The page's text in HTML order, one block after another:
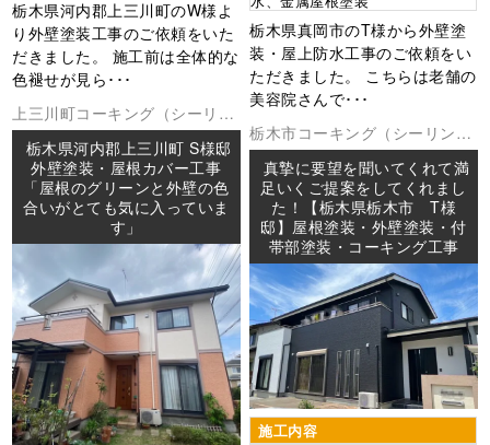
栃木県河内郡上三川町のW様よ
り外壁塗装工事のご依頼をいた
だきました。 施工前は全体的な
色褪せが見ら･･･
栃木県真岡市のT様から外壁塗
装・屋上防水工事のご依頼をい
ただきました。 こちらは老舗の
美容院さんで･･･
上三川町コーキング（シーリン
グ外壁塗装屋根工事防水工事
栃木県河内郡上三川町 S様邸
外壁塗装・屋根カバー工事
「屋根のグリーンと外壁の色
合いがとても気に入っていま
す」
栃木市コーキング（シーリング
外壁塗装屋根塗装防水工事
真摯に要望を聞いてくれて満
足いくご提案をしてくれまし
た！【栃木県栃木市 T様
邸】屋根塗装・外壁塗装・付
帯部塗装・コーキング工事
施工内容